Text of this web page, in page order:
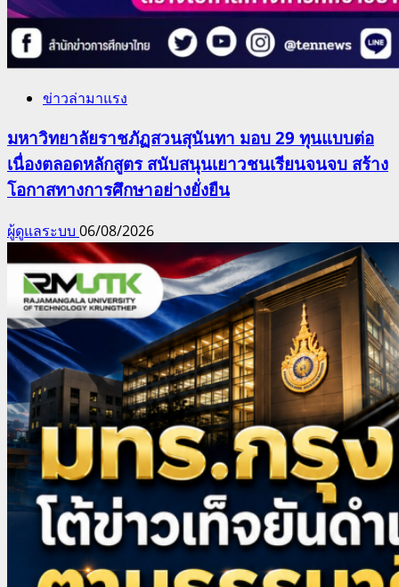
ข่าวล่ามาแรง
มหาวิทยาลัยราชภัฏสวนสุนันทา มอบ 29 ทุนแบบต่อ
เนื่องตลอดหลักสูตร สนับสนุนเยาวชนเรียนจนจบ สร้าง
โอกาสทางการศึกษาอย่างยั่งยืน
ผู้ดูแลระบบ 06/08/2026